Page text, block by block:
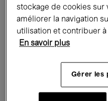
Expositions Films
Rencontres & Débats
Musique électronique
stockage de cookies sur
améliorer la navigation
utilisation et contribuer
En savoir plus
Gérer les